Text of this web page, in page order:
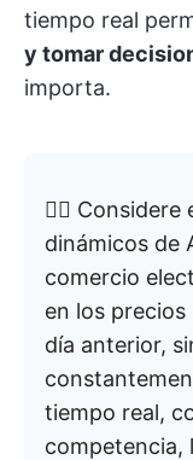
tiempo real
y tomar
importa.
👉🏼
dinámicos de
comercio
en los precios
día anterior,
tiempo real,
competencia,